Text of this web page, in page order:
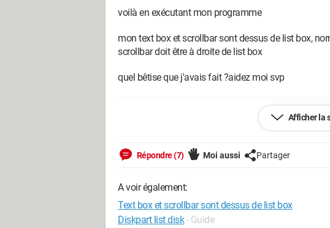
voilà en exécutant mon programme
mon text box et scrollbar sont dessus de list box,
scrollbar doit être à droite de list box
quel bêtise que j'avais fait ?aidez moi svp
window = Tk()
def submit():
    data=txtData.get()
Afficher la
Répondre (7) Moi aussi Partager
A voir également:
Text box et scrollbar sont dessus de list box
Diskpart list disk - Guide